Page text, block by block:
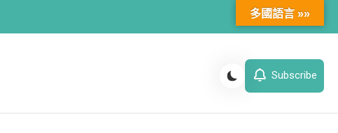
Subscribe
多國語言 »»